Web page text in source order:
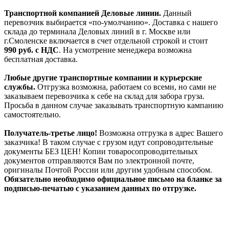
Транспортной компанией Деловые линии. Данный
перевозчик выбирается «по-умолчанию». Доставка с нашего
склада до терминала Деловых линий в г. Москве или
г.Смоленске включается в счет отдельной строкой и стоит
990 руб. с НДС. На усмотрение менеджера возможна
бесплатная доставка.
Любые другие транспортные компании и курьерские
службы. Отгрузка возможна, работаем со всеми, но сами не
заказываем перевозчика к себе на склад для забора груза.
Просьба в данном случае заказывать транспортную кампанию
самостоятельно.
Получатель-третье лицо! Возможна отгрузка в адрес Вашего
заказчика! В таком случае с грузом идут сопроводительные
документы БЕЗ ЦЕН! Копии товаросопроводительных
документов отправляются Вам по электронной почте,
оригиналы Почтой России или другим удобным способом.
Обязательно необходимо официальное письмо на бланке за
подписью-печатью с указанием данных по отгрузке.